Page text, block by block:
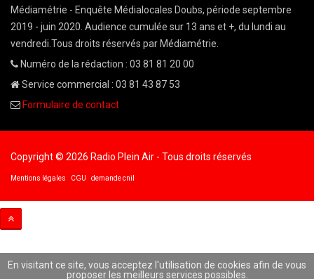
Médiamétrie - Enquête Médialocales Doubs, période septembre
2019 - juin 2020. Audience cumulée sur 13 ans et +, du lundi au
vendredi.Tous droits réservés par Médiamétrie.
Numéro de la rédaction : 03 81 81 20 00
Service commercial : 03 81 43 87 53
Formulaire de contact
Copyright © 2026 Radio Plein Air - Tous droits réservés
Mentions légales CGU demande cnil
En visitant ce site, vous acceptez l'utilisation de cookies afin de vous
proposer les meilleurs services possibles.